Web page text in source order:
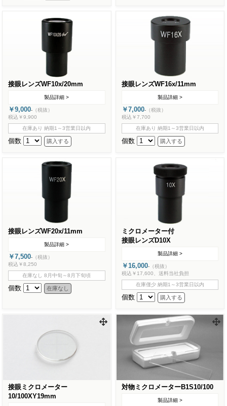
接眼レンズWF10x/20mm
製品詳細 >
￥9,000- （税抜）
税込￥9,900
在庫あり 納期1～3営業日以内
個数
接眼レンズWF16x/11mm
製品詳細 >
￥7,000- （税抜）
税込￥7,700
在庫あり 納期1～3営業日以内
個数
接眼レンズWF20x/11mm
製品詳細 >
￥7,500- （税抜）
税込￥8,250
在庫なし 8月中旬～8月下旬頃
個数
ミクロメーター付
接眼レンズD10X
製品詳細 >
￥16,000- （税抜）
税込￥17,600、送料当社負担
在庫僅少 納期1～3営業日以内
個数
接眼ミクロメーター
10/100XY19mm
対物ミクロメーターB1S10/100
製品詳細 >